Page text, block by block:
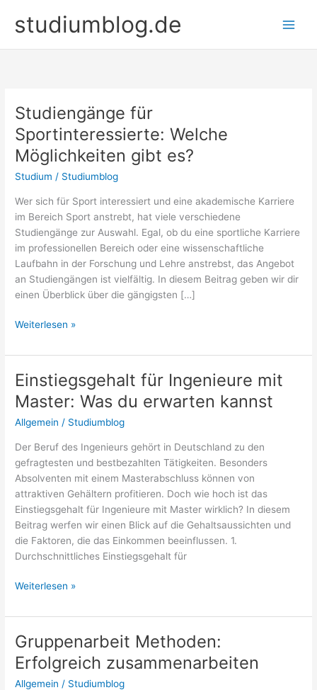
Inhaltstudiumblog.de
Studiengänge für
Sportinteressierte: Welche
Möglichkeiten gibt es?
Studium / Studiumblog
Wer sich für Sport interessiert und eine akademische Karriere
im Bereich Sport anstrebt, hat viele verschiedene
Studiengänge zur Auswahl. Egal, ob du eine sportliche Karriere
im professionellen Bereich oder eine wissenschaftliche
Laufbahn in der Forschung und Lehre anstrebst, das Angebot
an Studiengängen ist vielfältig. In diesem Beitrag geben wir dir
einen Überblick über die gängigsten […]
Studiengänge
Sportinteressierte:
Möglichkeiten
gibt
es?
Weiterlesen »
Einstiegsgehalt für Ingenieure mit
Master: Was du erwarten kannst
Allgemein / Studiumblog
Der Beruf des Ingenieurs gehört in Deutschland zu den
gefragtesten und bestbezahlten Tätigkeiten. Besonders
Absolventen mit einem Masterabschluss können von
attraktiven Gehältern profitieren. Doch wie hoch ist das
Einstiegsgehalt für Ingenieure mit Master wirklich? In diesem
Beitrag werfen wir einen Blick auf die Gehaltsaussichten und
die Faktoren, die das Einkommen beeinflussen. 1.
Durchschnittliches Einstiegsgehalt für
Einstiegsgehalt
Ingenieure
Master:
Was
du
Weiterlesen »
Gruppenarbeit Methoden:
Erfolgreich zusammenarbeiten
Allgemein / Studiumblog